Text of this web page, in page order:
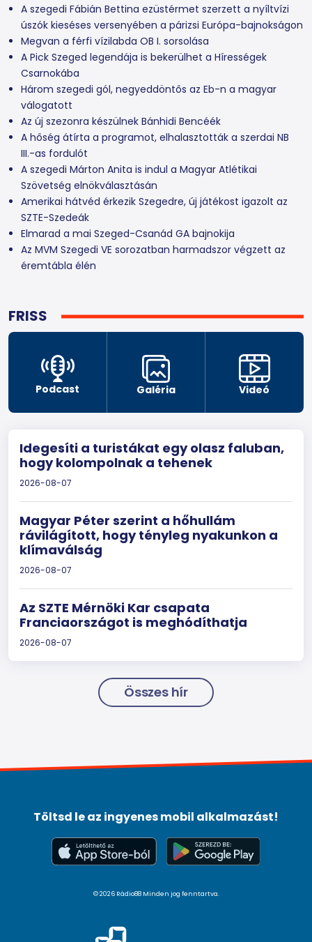
FRISS
Podcast Galéria Videó
Idegesíti a turistákat egy olasz faluban,
hogy kolompolnak a tehenek
2026-08-07
Magyar Péter szerint a hőhullám
rávilágított, hogy tényleg nyakunkon a
klímaválság
2026-08-07
Az SZTE Mérnöki Kar csapata
Franciaországot is meghódíthatja
2026-08-07
Összes hír
A szegedi Fábián Bettina ezüstérmet szerzett a nyíltvízi
úszók kieséses versenyében a párizsi Európa-bajnokságon
Megvan a férfi vízilabda OB I. sorsolása
A Pick Szeged legendája is bekerülhet a Hírességek
Csarnokába
Három szegedi gól, negyeddöntős az Eb-n a magyar
válogatott
Az új szezonra készülnek Bánhidi Bencéék
A hőség átírta a programot, elhalasztották a szerdai NB
III.-as fordulót
A szegedi Márton Anita is indul a Magyar Atlétikai
Szövetség elnökválasztásán
Amerikai hátvéd érkezik Szegedre, új játékost igazolt az
SZTE-Szedeák
Elmarad a mai Szeged-Csanád GA bajnokija
Az MVM Szegedi VE sorozatban harmadszor végzett az
éremtábla élén
Töltsd le az ingyenes mobil alkalmazást!
© 2026 Rádio88 Minden jog fenntartva.